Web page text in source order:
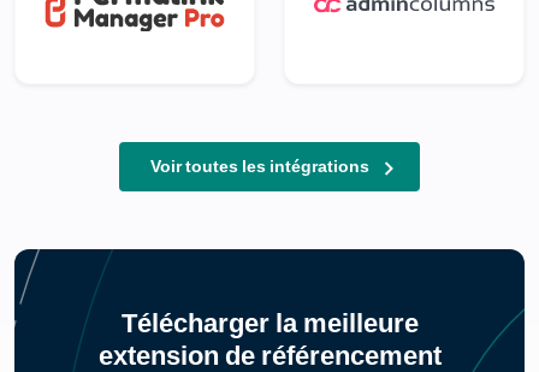
Voir toutes les intégrations
Télécharger la meilleure
extension de référencement